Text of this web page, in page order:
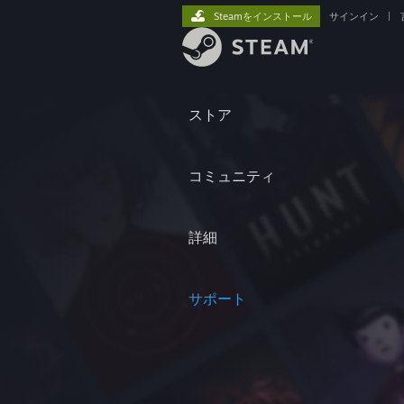
ストア
コミュニティ
詳細
サポート
Steamをインストール サインイン